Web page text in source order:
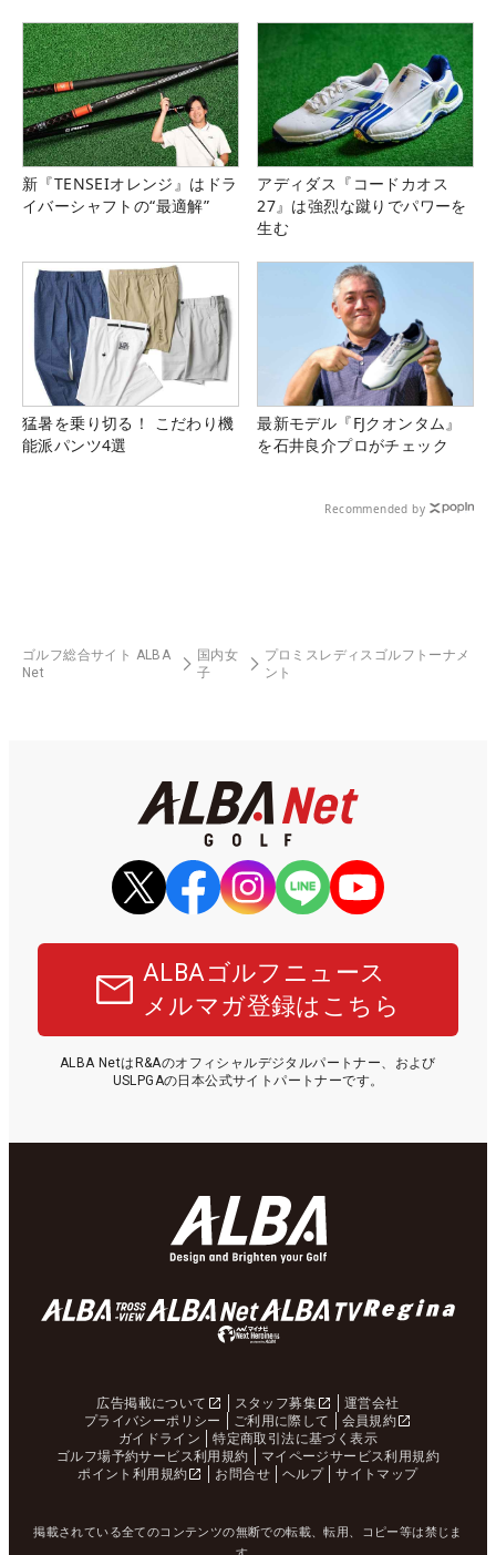
新『TENSEIオレンジ』はドラ
イバーシャフトの“最適解”
アディダス『コードカオス
27』は強烈な蹴りでパワーを
生む
猛暑を乗り切る！ こだわり機
能派パンツ4選
最新モデル『FJクオンタム』
を石井良介プロがチェック
Recommended by
ゴルフ総合サイト ALBA
Net
国内女
子
プロミスレディスゴルフトーナメ
ント
ALBAゴルフニュース
メルマガ登録はこちら
ALBA NetはR&Aのオフィシャルデジタルパートナー、および
USLPGAの日本公式サイトパートナーです。
広告掲載について スタッフ募集
運営会社
プライバシーポリシー
ご利用に際して
会員規約
ガイドライン
特定商取引法に基づく表示
ゴルフ場予約サービス利用規約
マイページサービス利用規約
ポイント利用規約
お問合せ ヘルプ サイトマップ
掲載されている全てのコンテンツの無断での転載、転用、コピー等は禁じま